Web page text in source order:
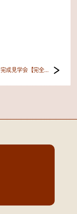
完成見学会【完全...